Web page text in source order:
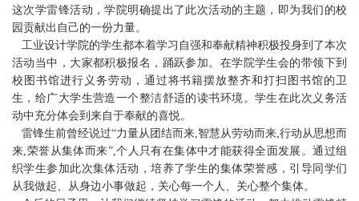
这次学雷锋活动，学院明确提出了此次活动的主题，即为我们的校
园贡献出自己的一份力量。
工业设计学院的学生都本着学习自强和奉献精神积极投身到了本次
活动当中，大家都积极报名，踊跃参加。在学院学生会的带领下到
校图书馆进行义务劳动，通过将书籍摆放整齐和打扫图书馆的卫
生，给广大学生营造一个整洁舒适的读书环境。学生在此次义务活
动中充分体会到来自于奉献的喜悦。
雷锋生前曾经说过“力量从团结而来,智慧从劳动而来,行动从思想而
来,荣誉从集体而来”,个人只有在集体中才能获得全面发展。通过组
织学生参加此次集体活动，培养了学生的集体荣誉感，引导同学们
从我做起、从身边小事做起，关心每一个人、关心整个集体。